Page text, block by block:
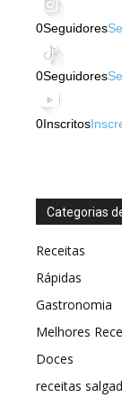
0Seguidores
0Seguidores
0Inscritos
Categorias
Receitas
Rápidas
Gastronomia
Melhores
Doces
receitas